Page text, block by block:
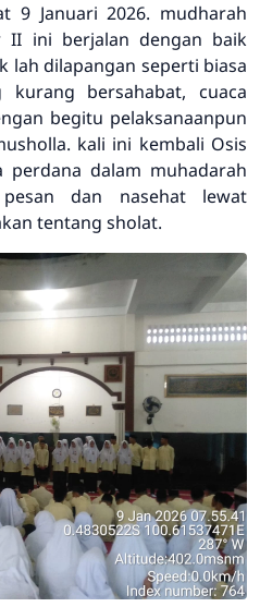
9 Januari 2026. mudharah
II ini berjalan dengan baik
lah dilapangan seperti biasa
kurang bersahabat, cuaca
begitu pelaksanaanpun
kali ini kembali Osis
perdana dalam muhadarah
dan nasehat lewat
tentang sholat.